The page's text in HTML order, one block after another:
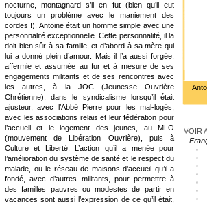
VOIR
nocturne, montagnard s’il en fut (bien qu’il eut
toujours un problème avec le maniement des
cordes !). Antoine était un homme simple avec une
personnalité exceptionnelle. Cette personnalité, il la
doit bien sûr à sa famille, et d’abord à sa mère qui
lui a donné plein d’amour. Mais il l’a aussi forgée,
affermie et assumée au fur et à mesure de ses
engagements militants et de ses rencontres avec
les autres, à la JOC (Jeunesse Ouvrière
Chrétienne), dans le syndicalisme lorsqu’il était
ajusteur, avec l’Abbé Pierre pour les mal-logés,
avec les associations relais et leur fédération pour
l’accueil et le logement des jeunes, au MLO
(mouvement de Libération Ouvrière), puis à
Culture et Liberté. L’action qu’il a menée pour
l’amélioration du système de santé et le respect du
malade, ou le réseau de maisons d’accueil qu’il a
fondé, avec d’autres militants, pour permettre à
des familles pauvres ou modestes de partir en
vacances sont aussi l’expression de ce qu’il était,